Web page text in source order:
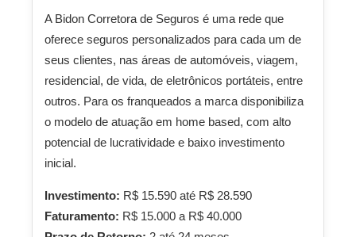
A Bidon Corretora de Seguros é uma rede que
oferece seguros personalizados para cada um de
seus clientes, nas áreas de automóveis, viagem,
residencial, de vida, de eletrônicos portáteis, entre
outros. Para os franqueados a marca disponibiliza
o modelo de atuação em home based, com alto
potencial de lucratividade e baixo investimento
inicial.
Investimento: R$ 15.590 até R$ 28.590
Faturamento: R$ 15.000 a R$ 40.000